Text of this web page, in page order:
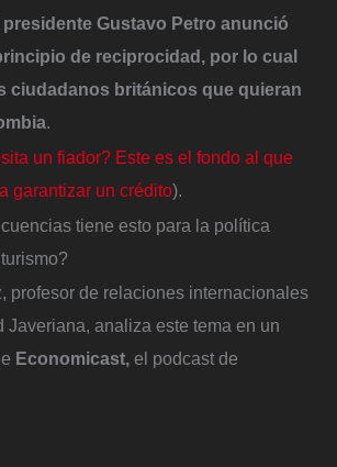
presidente Gustavo Petro anunció
de reciprocidad, por lo cual
ciudadanos británicos que quieran
.
un fiador? Este es el fondo al que
garantizar un crédito).
tiene esto para la política
profesor de relaciones internacionales
Javeriana, analiza este tema en un
Economicast, el podcast de